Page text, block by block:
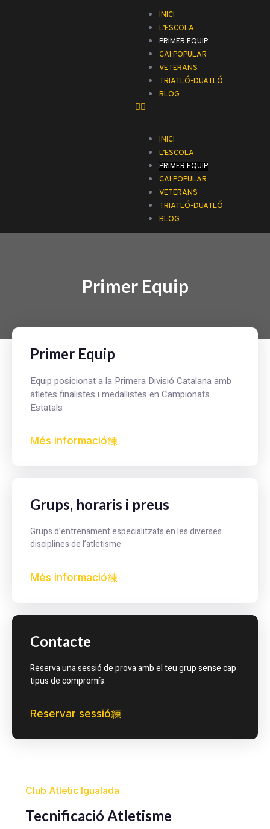
INICI
L’ESCOLA
PRIMER EQUIP
CAI POPULAR
VETERANS
TRIATLÓ-DUATLÓ
BLOG
INICI
L’ESCOLA
PRIMER EQUIP
CAI POPULAR
VETERANS
TRIATLÓ-DUATLÓ
BLOG
Primer Equip
Primer Equip
Equip posicionat a la Primera Divisió Catalana amb
atletes finalistes i medallistes en Campionats
Estatals
Més informació
Grups, horaris i preus
Grups d’entrenament especialitzats en les diverses
disciplines de l’atletisme
Més informació
Contacte
Reserva una sessió de prova amb el teu grup sense cap
tipus de compromís.
Reservar sessió
Club Atlètic Igualada
Tecnificació Atletisme